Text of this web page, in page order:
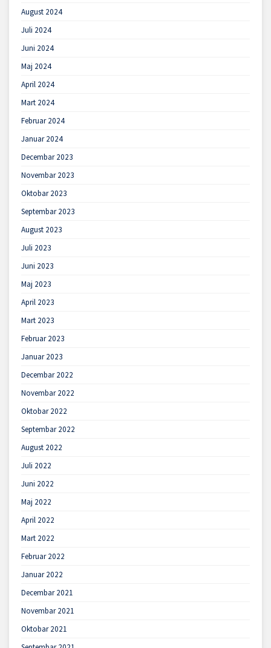
August 2024
Juli 2024
Juni 2024
Maj 2024
April 2024
Mart 2024
Februar 2024
Januar 2024
Decembar 2023
Novembar 2023
Oktobar 2023
Septembar 2023
August 2023
Juli 2023
Juni 2023
Maj 2023
April 2023
Mart 2023
Februar 2023
Januar 2023
Decembar 2022
Novembar 2022
Oktobar 2022
Septembar 2022
August 2022
Juli 2022
Juni 2022
Maj 2022
April 2022
Mart 2022
Februar 2022
Januar 2022
Decembar 2021
Novembar 2021
Oktobar 2021